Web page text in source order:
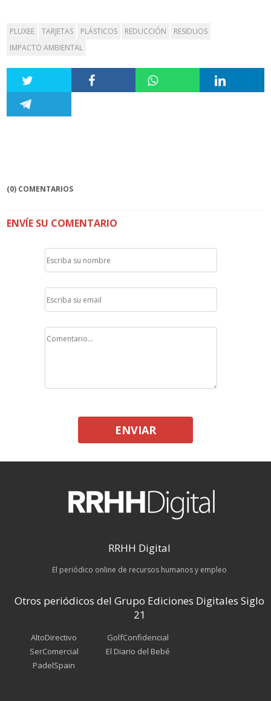
PLUXEE TARJETAS PLÁSTICOS REDUCCIÓN
RESIDUOS
IMPACTO AMBIENTAL
(0) COMENTARIOS
ENVÍE SU COMENTARIO
ENVIAR
RRHH Digital
El periódico online de recursos humanos y empleo
Otros periódicos del Grupo Ediciones Digitales Siglo
21
AltoDirectivo
SerComercial
PadelSpain
GolfConfidencial
El Diario del Bebé